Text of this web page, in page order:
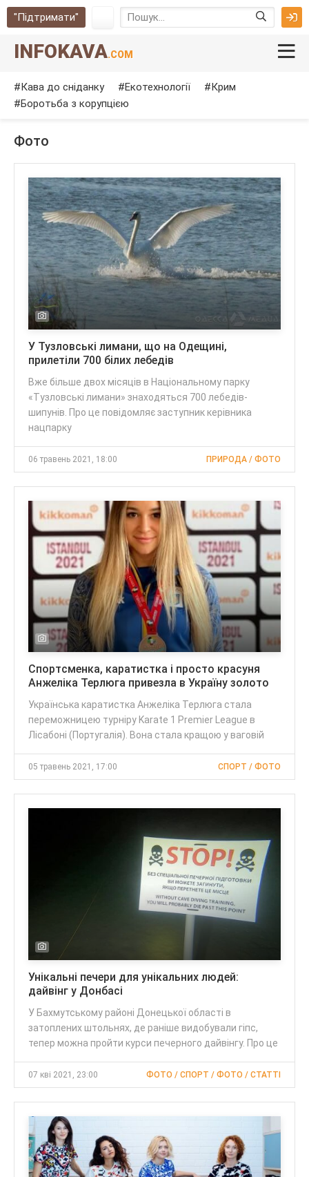
"Підтримати"
INFOKAVA.COM
Кава до сніданку Екотехнології
Крим
Боротьба з корупцією
Фото
У Тузловські лимани, що на Одещині,
прилетіли 700 білих лебедів
Вже більше двох місяців в Національному парку
«Тузловські лимани» знаходяться 700 лебедів-
шипунів. Про це повідомляє заступник керівника
нацпарку
06 травень 2021, 18:00 ПРИРОДА / ФОТО
Спортсменка, каратистка і просто красуня
Анжеліка Терлюга привезла в Україну золото
Українська каратистка Анжеліка Терлюга стала
переможницею турніру Karate 1 Premier League в
Лісабоні (Португалія). Вона стала кращою у ваговій
05 травень 2021, 17:00 СПОРТ / ФОТО
Унікальні печери для унікальних людей:
дайвінг у Донбасі
У Бахмутському районі Донецької області в
затоплених штольнях, де раніше видобували гіпс,
тепер можна пройти курси печерного дайвінгу. Про це
07 кві 2021, 23:00 ФОТО / СПОРТ / ФОТО / CТАТТІ